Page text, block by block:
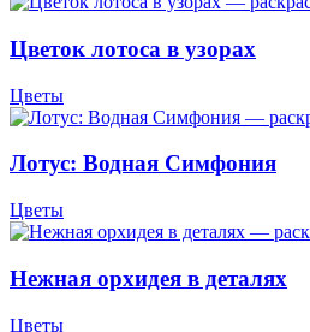
Цветок лотоса в узорах
Цветы
Лотус: Водная Симфония
Цветы
Нежная орхидея в деталях
Цветы